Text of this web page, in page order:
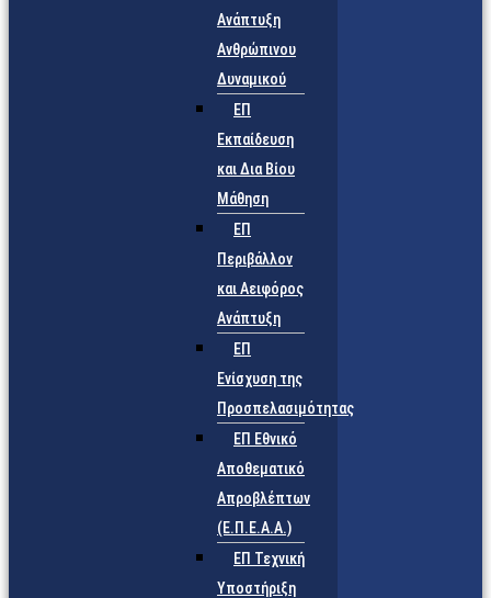
Ανάπτυξη
Ανθρώπινου
Δυναμικού
ΕΠ
Εκπαίδευση
και Δια Βίου
Μάθηση
ΕΠ
Περιβάλλον
και Αειφόρος
Ανάπτυξη
ΕΠ
Ενίσχυση της
Προσπελασιμότητας
ΕΠ Εθνικό
Αποθεματικό
Απροβλέπτων
(Ε.Π.Ε.Α.Α.)
ΕΠ Τεχνική
Υποστήριξη